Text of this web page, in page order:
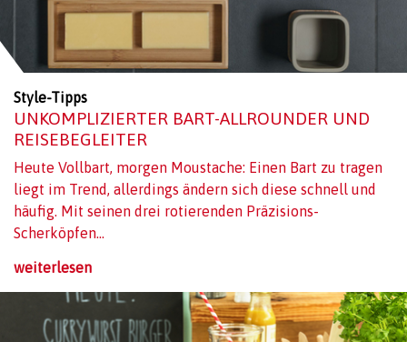
Style-Tipps
UNKOMPLIZIERTER BART-ALLROUNDER UND
REISEBEGLEITER
Heute Vollbart, morgen Moustache: Einen Bart zu tragen
liegt im Trend, allerdings ändern sich diese schnell und
häufig. Mit seinen drei rotierenden Präzisions-
Scherköpfen...
weiterlesen